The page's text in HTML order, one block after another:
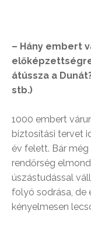
– Hány embert
átússza a
stb.)
1000 embert
biztosítási tervet
év felett. Bár
rendőrség
úszástudással
folyó sodrása, de
kényelmesen